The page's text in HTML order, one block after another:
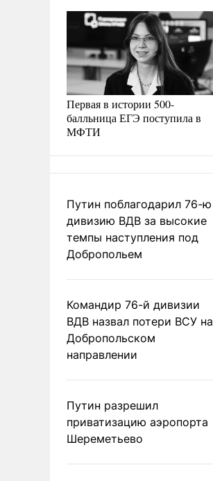
Первая в истории 500-
балльница ЕГЭ поступила в
МФТИ
Путин поблагодарил 76-ю
дивизию ВДВ за высокие
темпы наступления под
Добропольем
Командир 76-й дивизии
ВДВ назвал потери ВСУ на
Добропольском
направлении
Путин разрешил
приватизацию аэропорта
Шереметьево